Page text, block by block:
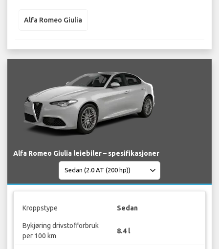
Alfa Romeo Giulia
Alfa Romeo Giulia leiebiler – spesifikasjoner
Kroppstype Sedan
Bykjøring drivstofforbruk
per 100 km
8.4 l